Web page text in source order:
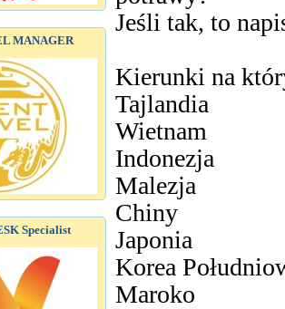
MANAGER
Specialist
Jeśli tak, to
Kierunki na
Tajlandia
Wietnam
Indonezja
Malezja
Chiny
Japonia
Korea
Maroko